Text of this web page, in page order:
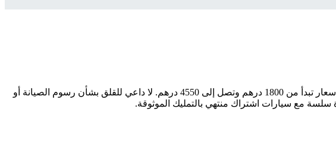
ابحث عن سيارتك المثالية بسهولة وثقة مع سيارات المستعملة. إذا كنت تبحث عن موديل ، فإننا نقدم لك أفضل الخيارات بأسعار تبدأ من 1800 درهم وتصل إلى 4550 درهم. لا داعي للقلق بشأن رسوم الصيانة أو
سلسة مع سيارات اشتراك منتهي بالتمليك الموثوقة.